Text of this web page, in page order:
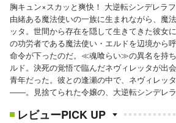
胸キュン×スカッと爽快！ 大逆転シンデレラ
由緒ある魔法使いの一族に生まれながら、魔
ッタ。世間から存在を隠して生きてきた彼女
の功労者である魔法使い・エルドを辺境から
命令が下ったのだ。≪魂喰らい≫の異名を持
ルド。決死の覚悟で臨んだネヴィレッタが出
青年だった。彼との逢瀬の中で、ネヴィレッ
――。見捨てられた令嬢の、大逆転シンデレ
レビューPICK UP